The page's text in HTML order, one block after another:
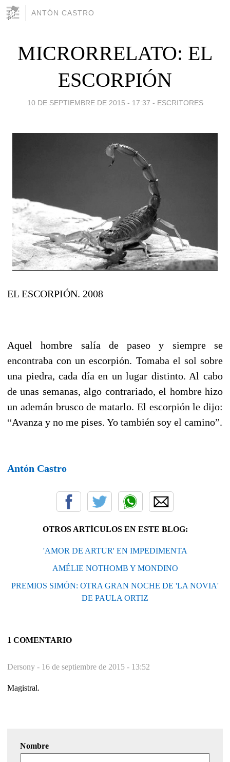
ANTÓN CASTRO
MICRORRELATO: EL
ESCORPIÓN
10 DE SEPTIEMBRE DE 2015 - 17:37 - ESCRITORES
EL ESCORPIÓN. 2008
Aquel hombre salía de paseo y siempre se
encontraba con un escorpión. Tomaba el sol sobre
una piedra, cada día en un lugar distinto. Al cabo
de unas semanas, algo contrariado, el hombre hizo
un ademán brusco de matarlo. El escorpión le dijo:
“Avanza y no me pises. Yo también soy el camino”.
Antón Castro
OTROS ARTÍCULOS EN ESTE BLOG:
'AMOR DE ARTUR' EN IMPEDIMENTA
AMÉLIE NOTHOMB Y MONDINO
PREMIOS SIMÓN: OTRA GRAN NOCHE DE 'LA NOVIA'
DE PAULA ORTIZ
1 COMENTARIO
Dersony - 16 de septiembre de 2015 - 13:52
Magistral.
Nombre